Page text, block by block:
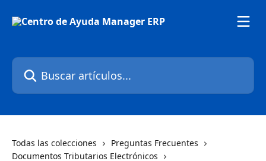
Buscar artículos...
Todas las colecciones
Preguntas Frecuentes
Documentos Tributarios Electrónicos